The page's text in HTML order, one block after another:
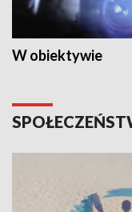
W obiektywie